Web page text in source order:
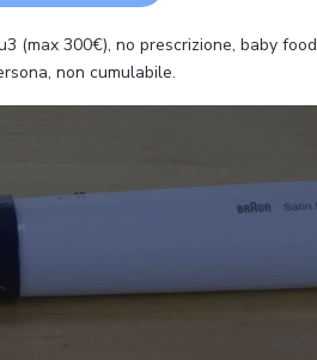
(max 300€), no prescrizione, baby
non cumulabile.